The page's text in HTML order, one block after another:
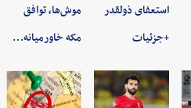
استعفای ذولقدر
+جزئیات
موش‌ها، توافق
مکه خاورمیانه…